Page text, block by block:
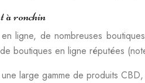
à ronchin
ligne, de nombreuses
boutiques en ligne réputées
large gamme de produits